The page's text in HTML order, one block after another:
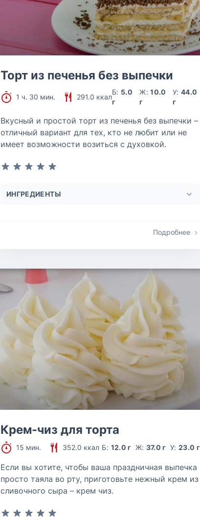
Торт из печенья без выпечки
1 ч. 30 мин. 291.0 ккал
Б: 5.0
г
Ж:10.0
г
У:44.0
г
Вкусный и простой торт из печенья без выпечки –
отличный вариант для тех, кто не любит или не
имеет возможности возиться с духовкой.
ИНГРЕДИЕНТЫ
Подробнее
Крем-чиз для торта
15 мин. 352.0 ккал Б: 12.0 г Ж: 37.0 г У: 23.0 г
Если вы хотите, чтобы ваша праздничная выпечка
просто таяла во рту, приготовьте нежный крем из
сливочного сыра – крем чиз.